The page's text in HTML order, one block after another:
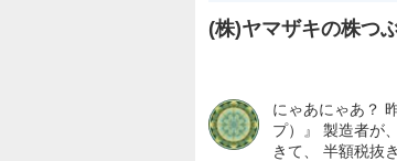
(株)ヤマザキの株つ
ぶ
や
にゃあにゃあ？
プ）』 製造者が
きて、 半額税抜